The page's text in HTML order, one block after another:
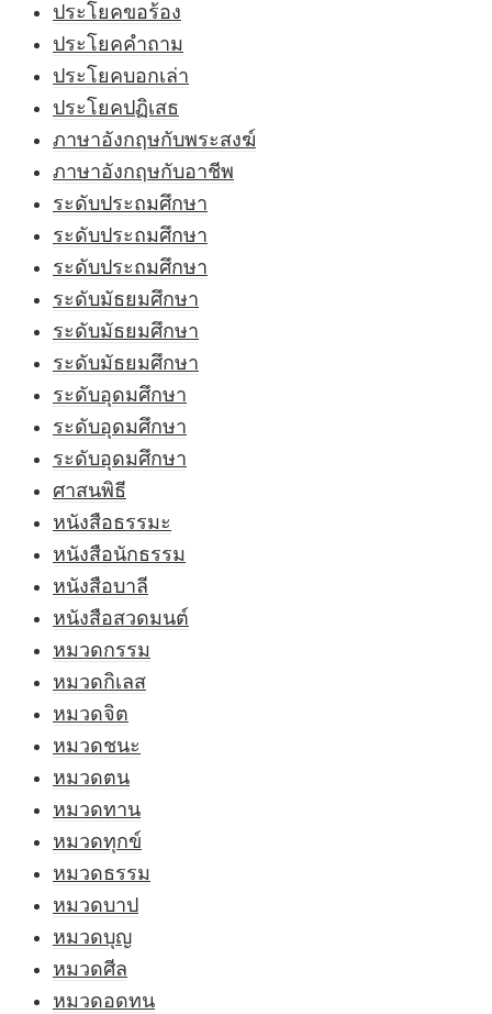
ประโยคขอร้อง
ประโยคคำถาม
ประโยคบอกเล่า
ประโยคปฏิเสธ
ภาษาอังกฤษกับพระสงฆ์
ภาษาอังกฤษกับอาชีพ
ระดับประถมศึกษา
ระดับประถมศึกษา
ระดับประถมศึกษา
ระดับมัธยมศึกษา
ระดับมัธยมศึกษา
ระดับมัธยมศึกษา
ระดับอุดมศึกษา
ระดับอุดมศึกษา
ระดับอุดมศึกษา
ศาสนพิธี
หนังสือธรรมะ
หนังสือนักธรรม
หนังสือบาลี
หนังสือสวดมนต์
หมวดกรรม
หมวดกิเลส
หมวดจิต
หมวดชนะ
หมวดตน
หมวดทาน
หมวดทุกข์
หมวดธรรม
หมวดบาป
หมวดบุญ
หมวดศีล
หมวดอดทน